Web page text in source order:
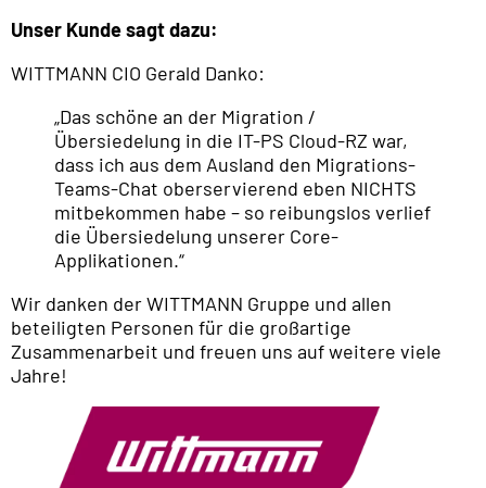
Unser Kunde sagt dazu:
WITTMANN CIO Gerald Danko:
„Das schöne an der Migration /
Übersiedelung in die IT-PS Cloud-RZ war,
dass ich aus dem Ausland den Migrations-
Teams-Chat oberservierend eben NICHTS
mitbekommen habe – so reibungslos verlief
die Übersiedelung unserer Core-
Applikationen.“
Wir danken der WITTMANN Gruppe und allen
beteiligten Personen für die großartige
Zusammenarbeit und freuen uns auf weitere viele
Jahre!